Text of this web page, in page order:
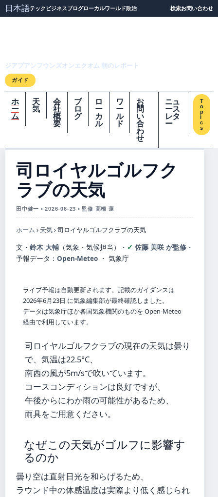
日本語テック ビジネスブログローカルワールド政治 検索お問い合わせ
ジアプアンフウンズオンエクオム 朝のレポート
ガイド
ホ
ー
ム
天
気
会
社
概
要
ブ
ロ
グ
ロ
ー
カ
ル
ワ
ー
ル
ド
お
問
い
合
わ
せ
ニュ
ース
レタ
ー
T
o
p
i
c
s
司ロイヤルゴルフク
ラブの天気
田中健一 • 2026-06-23 • 監修 高橋 蓮
ホーム › 天気›司ロイヤルゴルフクラブの天気
文・ 鈴木 大輔 （気象・気候担当） ・ 佐藤 美咲 が監修 ・
予報データ： Open-Meteo ・ 気象庁
ライブ予報は自動更新されます。記載のガイダンスは
2026年6月23日 に気象編集部が最終確認しました。
データは気象庁ほか各国気象機関のものを Open-Meteo
経由で利用しています。
司ロイヤルゴルフクラブの現在の天気は曇り
で、気温は22.5°C、
南西の風が5m/sで吹いています。
コースコンディションは良好ですが、
午後からにわか雨の可能性があるため、
雨具をご用意ください。
なぜこの天気がゴルフに影響す
るのか
曇り空は直射日光を和らげるため、
ラウンド中の体感温度は実際より低く感じられ